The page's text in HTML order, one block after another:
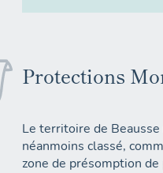
Protections
Le territoire de
néanmoins classé,
zone de présomption